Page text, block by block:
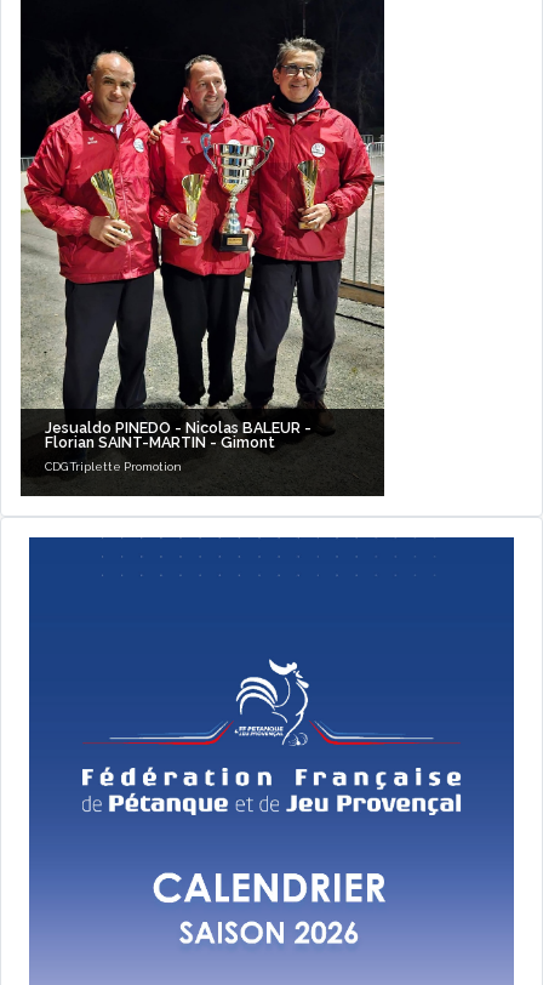
Jesualdo PINEDO - Nicolas BALEUR -
Florian SAINT-MARTIN - Gimont
CDG Triplette Promotion